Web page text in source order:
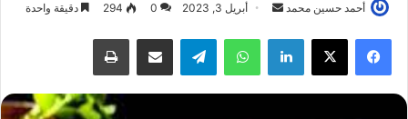
أحمد حسين محمد
ل
ب
أبريل 3, 2023 0
294 دقيقة واحدة
فيسبوك لينكدإن واتساب